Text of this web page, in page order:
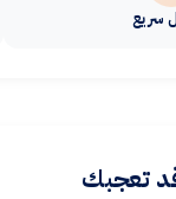
سريع
تعجبك